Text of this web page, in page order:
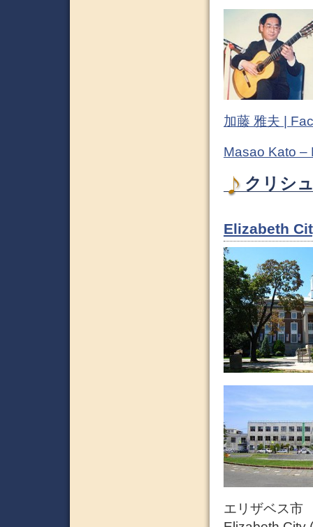
加藤 雅夫 |
Masao Kato –
クリシ
Elizabeth
エリザベス市